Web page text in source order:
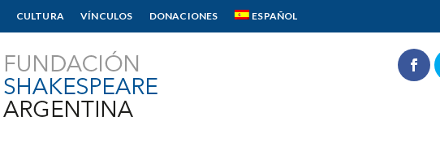
CULTURA VÍNCULOS DONACIONES ESPAÑOL